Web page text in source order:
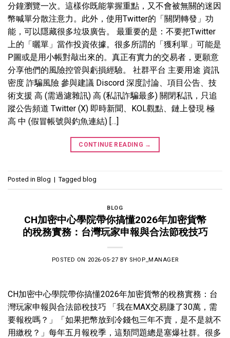
分鐘瀏覽一次。這樣你既能掌握重點，又不會被無關的迷因
幣喊單分散注意力。此外，使用Twitter的「關閉轉發」功
能，可以隱藏很多垃圾廣告。 最重要的是：不要把Twitter
上的「曬單」當作投資依據。很多所謂的「獲利單」可能是
P圖或是用小帳對敲出來的。真正有實力的交易者，更願意
分享他們的風險控管與虧損經驗。 社群平台 主要用途 資訊
密度 詐騙風險 參與建議 Discord 深度討論、項目公告、技
術支援 高 (需過濾雜訊) 高 (私訊詐騙最多) 關閉私訊，只追
蹤公告頻道 Twitter (X) 即時新聞、KOL觀點、鏈上發現 極
高 中 (假冒帳號與釣魚連結) […]
CONTINUE READING →
Posted in Blog | Tagged blog
BLOG
CH加密中心學院帶你搞懂2026年加密貨幣
的稅務實務：台灣玩家申報與合法節稅技巧
POSTED ON 2026-05-27 BY SHOP_MANAGER
CH加密中心學院帶你搞懂2026年加密貨幣的稅務實務：台
灣玩家申報與合法節稅技巧 「我在MAX交易賺了30萬，需
要報稅嗎？」「如果把幣放到冷錢包三年不賣，是不是就不
用繳稅？」每年五月報稅季，這類問題總是塞爆社群。很多